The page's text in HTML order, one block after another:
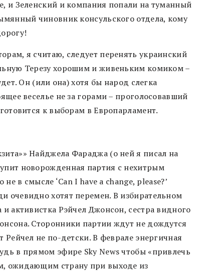
и Зеленский и компания попали на туманный
чиновник консульского отдела, кому
я считаю, следует перенять украинский
Терезу хорошим и живеньким комиком –
Он (или она) хотя бы народ слегка
веселье не за горами – проголосовавший
к выборам в Европарламент.
Найджела Фараджа (о ней я писал на
новорожденная партия с нехитрым
не в смысле ‘Can I have a change, please?’
очевидно хотят перемен. В избирательном
и активистка Рэйчел Джонсон, сестра видного
Сторонники партии ждут не дождутся
Рейчел не по-детски. В феврале энергичная
в прямом эфире Sky News чтобы «привлечь
ожидающим страну при выходе из